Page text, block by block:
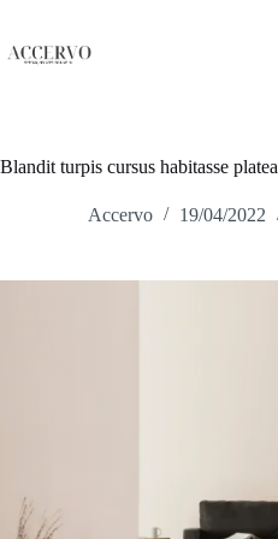
Blandit turpis cursus habitasse platea
Accervo 19/04/2022